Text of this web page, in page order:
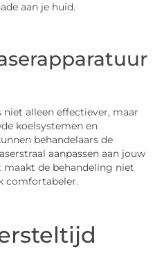
aan je huid.
niet alleen effectiever, maar
koelsystemen en
behandelaars de
aanpassen aan jouw
de behandeling niet
comfortabeler.